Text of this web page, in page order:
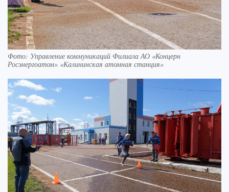
Фото: Управление коммуникаций Филиала АО «Концерн
Росэнергоатом» «Калининская атомная станция»